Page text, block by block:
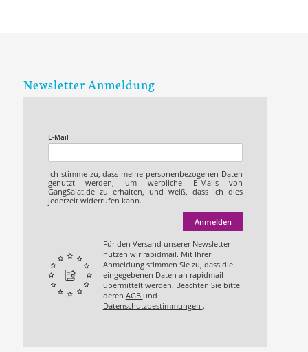
Newsletter Anmeldung
E-Mail
Ich stimme zu, dass meine personenbezogenen Daten
genutzt werden, um werbliche E-Mails von
GangSalat.de zu erhalten, und weiß, dass ich dies
jederzeit widerrufen kann.
Anmelden
Für den Versand unserer Newsletter
nutzen wir rapidmail. Mit Ihrer
Anmeldung stimmen Sie zu, dass die
eingegebenen Daten an rapidmail
übermittelt werden. Beachten Sie bitte
deren AGB und
Datenschutzbestimmungen .